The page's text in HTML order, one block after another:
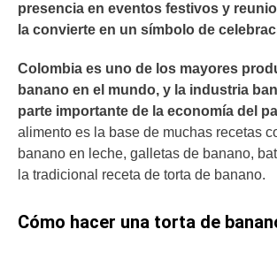
presencia en eventos festivos y
la convierte en un símbolo de
Colombia es uno de los mayores
banano en el mundo, y la industria
parte importante de la economía del
alimento es la base de muchas recetas
banano en leche, galletas de banano,
la tradicional receta de torta de banano.
Cómo hacer una torta de